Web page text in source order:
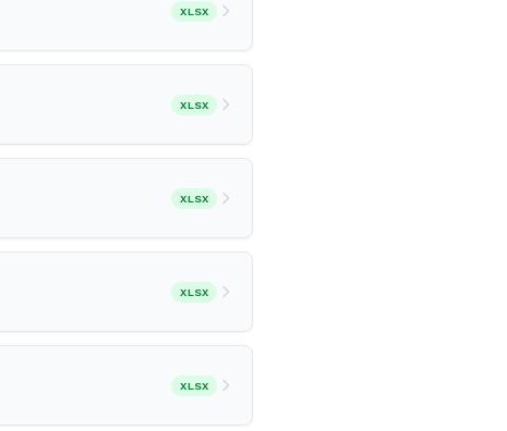
XLSX
XLSX
XLSX
XLSX
XLSX